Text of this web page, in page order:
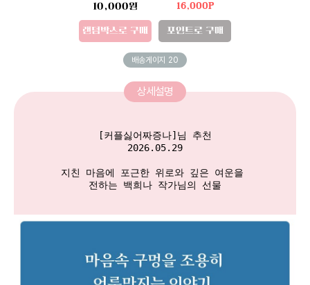
10,000원
랜덤박스로 구매
16,000P
포인트로 구매
배송게이지 20
상세설명
[커플싫어짜증나]님 추천
2026.05.29
지친 마음에 포근한 위로와 깊은 여운을
전하는 백희나 작가님의 선물